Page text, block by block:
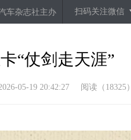
车杂志社主办 扫码关注微信
“仗剑走天涯”
05-19 20:42:27 阅读（18325）